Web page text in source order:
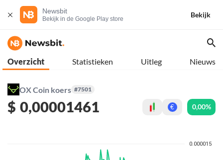
Newsbit
Bekijk in de Google Play store
Bekijk
Overzicht Statistieken Uitleg Nieuws
OX Coin koers #7501
$ 0,00001461 € 0,00%